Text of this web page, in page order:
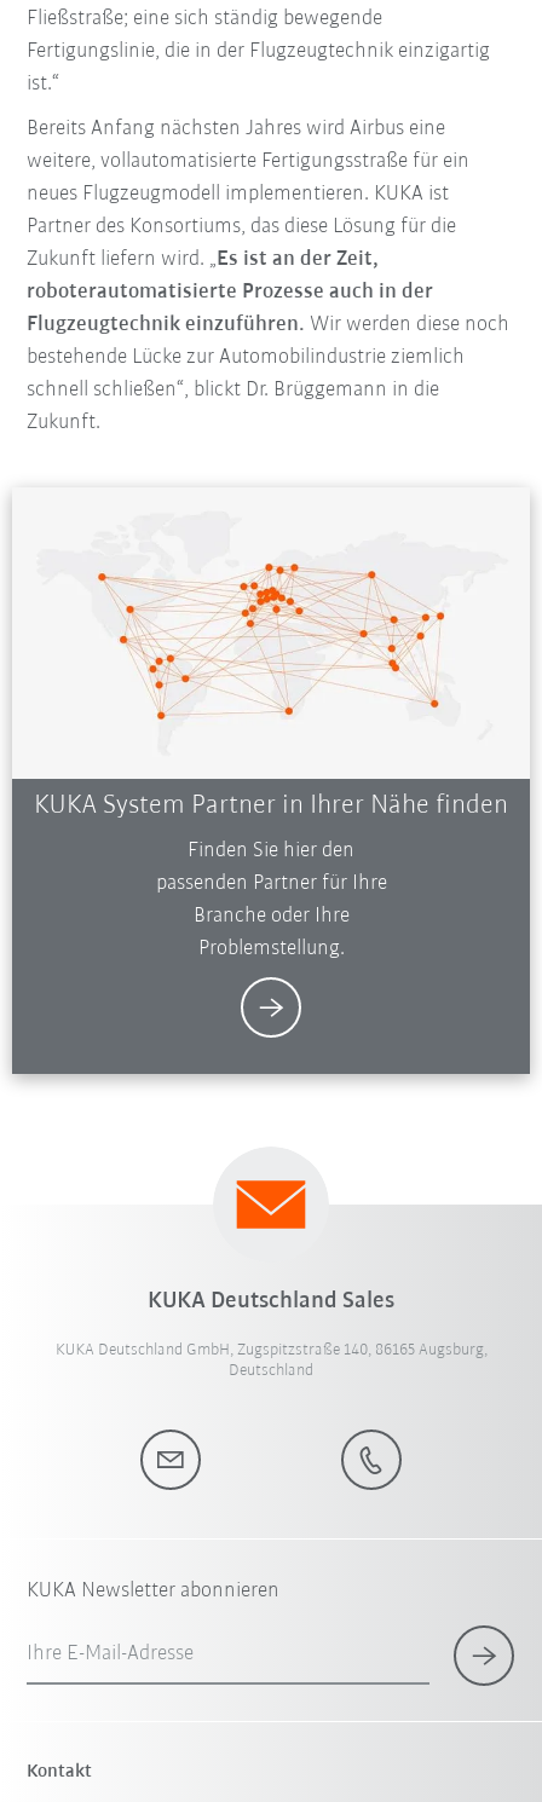
Fließstraße; eine sich ständig bewegende
Fertigungslinie, die in der Flugzeugtechnik einzigartig
ist.“
Bereits Anfang nächsten Jahres wird Airbus eine
weitere, vollautomatisierte Fertigungsstraße für ein
neues Flugzeugmodell implementieren. KUKA ist
Partner des Konsortiums, das diese Lösung für die
Zukunft liefern wird. „Es ist an der Zeit,
roboterautomatisierte Prozesse auch in der
Flugzeugtechnik einzuführen. Wir werden diese noch
bestehende Lücke zur Automobilindustrie ziemlich
schnell schließen“, blickt Dr. Brüggemann in die
Zukunft.
KUKA System Partner in Ihrer Nähe finden
Finden Sie hier den
passenden Partner für Ihre
Branche oder Ihre
Problemstellung.
KUKA Deutschland Sales
KUKA Deutschland GmbH, Zugspitzstraße 140, 86165 Augsburg,
Deutschland
KUKA Newsletter abonnieren
Ihre E-Mail-Adresse
Kontakt